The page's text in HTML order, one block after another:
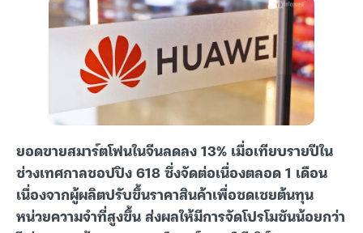
ยอดขายสมาร์ตโฟนในจีนลดลง 13% เมื่อเทียบรายปีใน
ช่วงเทศกาลชอปปิง 618 ซึ่งจัดต่อเนื่องตลอด 1 เดือน
เนื่องจากผู้ผลิตปรับขึ้นราคาสินค้าเพื่อชดเชยต้นทุน
หน่วยความจำที่สูงขึ้น ส่งผลให้มีการจัดโปรโมชันน้อยกว่า